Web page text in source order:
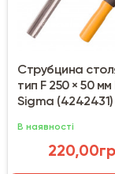
Струбцина
тип F 250 × 50 мм
Sigma (4242431)
В наявності